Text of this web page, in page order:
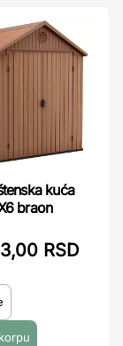
kuća
braon
RSD